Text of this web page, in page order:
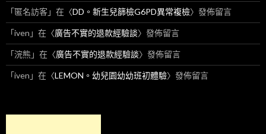
「匿名訪客」在〈DD。新生兒篩檢G6PD異常複檢〉發佈留言
「iven 」在〈廣告不實的退款經驗談〉發佈留言
「浣熊 」在〈廣告不實的退款經驗談〉發佈留言
「iven 」在〈LEMON。幼兒園幼幼班初體驗〉發佈留言